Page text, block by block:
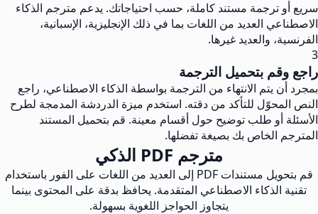
سريع أو ترجمة مستند كاملة، حسب احتياجاتك. يدعم مترجم الذكاء
الاصطناعي العديد من اللغات بما في ذلك الإنجليزية، الإسبانية،
الفرنسية، والعديد غيرها.
3
راجع وقم بتحميل الترجمة
بمجرد أن يتم الانتهاء من الترجمة بواسطة الذكاء الاصطناعي، راجع
النص المحوّل للتأكد من دقته. استخدم ميزة الدردشة المدمجة لطرح
الأسئلة أو طلب توضيح حول أقسام معينة. قم بتحميل المستند
المترجم الخاص بك بصيغة تفضلها.
مترجم PDF الذكي
قم بتحويل مستندات PDF إلى العديد من اللغات على الفور باستخدام
تقنية الذكاء الاصطناعي المتقدمة. يحافظ بدقة على المحتوى بينما
يتجاوز الحواجز اللغوية بسهولة.